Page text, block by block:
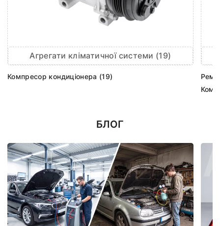
Агрегати кліматичної системи (19)
Компресор кондиціонера (19)
БЛОГ